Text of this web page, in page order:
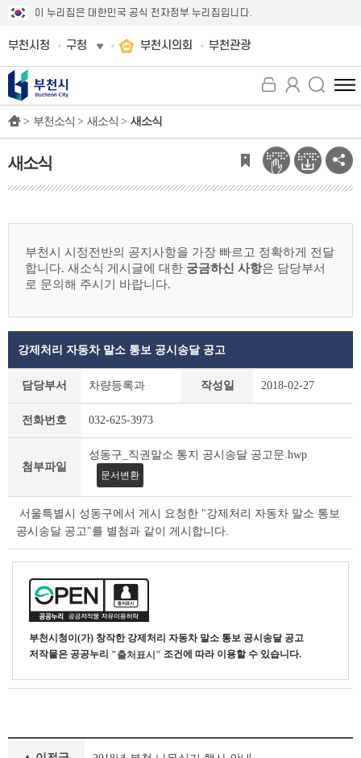
이 누리집은 대한민국 공식 전자정부 누리집입니다.
부천시청 구청 부천시의회 부천관광
전
체
뉴
보
기
> 부천소식 > 새소식 > 새소식
새소식
부천시 시정전반의 공지사항을 가장 빠르고 정확하게 전달
합니다. 새소식 게시글에 대한 궁금하신 사항은 담당부서
로 문의해 주시기 바랍니다.
세
강제처리 자동차 말소 통보 공시송달 공고
담당부서 차량등록과 작성일 2018-02-27
전화번호 032-625-3973
첨부파일
성동구_직권말소 통지 공시송달 공고문.hwp
문서변환
서울특별시 성동구에서 게시 요청한 "강제처리 자동차 말소 통보
공시송달 공고"를 별첨과 같이 게시합니다.
부천시청이(가) 창작한 강제처리 자동차 말소 통보 공시송달 공고
저작물은 공공누리 "출처표시" 조건에 따라 이용할 수 있습니다.